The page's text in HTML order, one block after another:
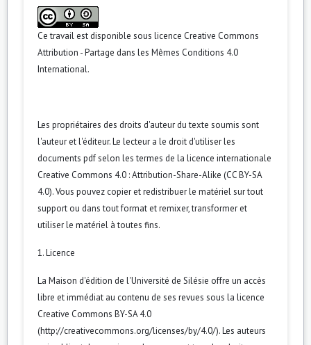
Ce travail est disponible sous licence Creative Commons
Attribution - Partage dans les Mêmes Conditions 4.0
International.
Les propriétaires des droits d'auteur du texte soumis sont
l'auteur et l'éditeur. Le lecteur a le droit d'utiliser les
documents pdf selon les termes de la licence internationale
Creative Commons 4.0 : Attribution-Share-Alike (CC BY-SA
4.0). Vous pouvez copier et redistribuer le matériel sur tout
support ou dans tout format et remixer, transformer et
utiliser le matériel à toutes fins.
1. Licence
La Maison d'édition de l'Université de Silésie offre un accès
libre et immédiat au contenu de ses revues sous la licence
Creative Commons BY-SA 4.0
(http://creativecommons.org/licenses/by/4.0/). Les auteurs